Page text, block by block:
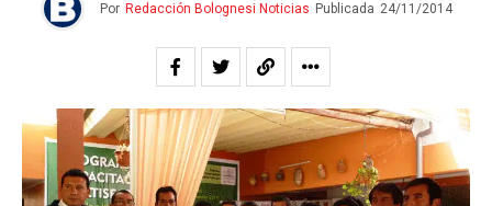
Por Redacción Bolognesi Noticias Publicada 24/11/2014